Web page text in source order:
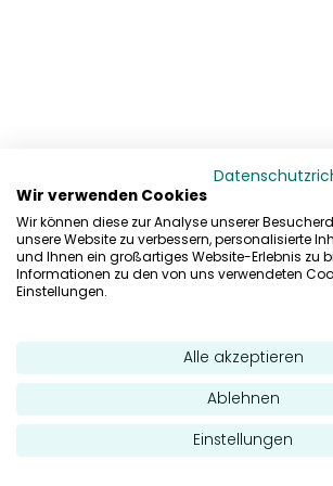
Wir verwenden Cookies
Wir können diese zur Analyse unserer
unsere Website zu verbessern, personalisierte
und Ihnen ein großartiges Website-Erlebnis zu
Informationen zu den von uns verwendeten
Einstellungen.
Alle akzeptieren
Ablehnen
Einstellungen